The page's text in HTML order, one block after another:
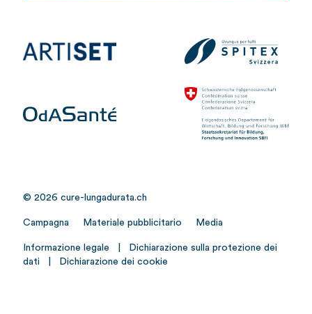
© 2026 cure-lungadurata.ch
Campagna Materiale pubblicitario Media
Informazione legale
Dichiarazione sulla protezione dei
dati
Dichiarazione dei cookie